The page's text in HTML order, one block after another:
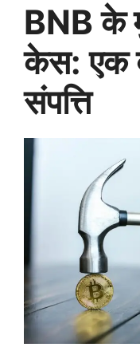
BNB के
केस: एक
संपत्ति